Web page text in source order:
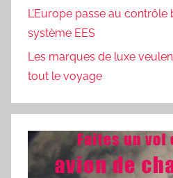
L’Europe passe au
système EES
Les marques de luxe
tout le voyage